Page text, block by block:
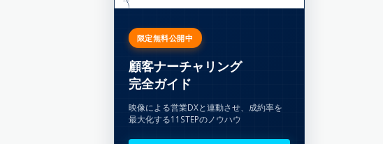
限定無料公開中
顧客ナーチャリング
完全ガイド
映像による営業DXと連動させ、成約率を
最大化する11STEPのノウハウ